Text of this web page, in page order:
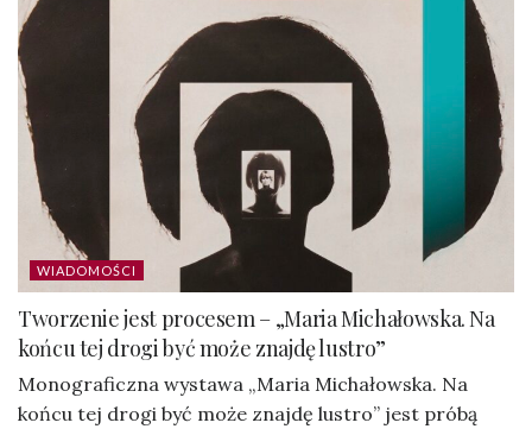
WIADOMOŚCI
Tworzenie jest procesem – „Maria Michałowska. Na
końcu tej drogi być może znajdę lustro”
Monograficzna wystawa „Maria Michałowska. Na
końcu tej drogi być może znajdę lustro” jest próbą